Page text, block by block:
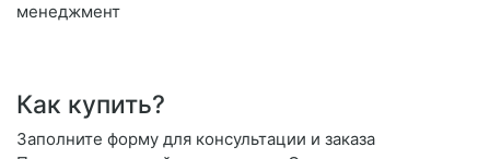
менеджмент
Как купить?
Заполните форму для консультации и заказа